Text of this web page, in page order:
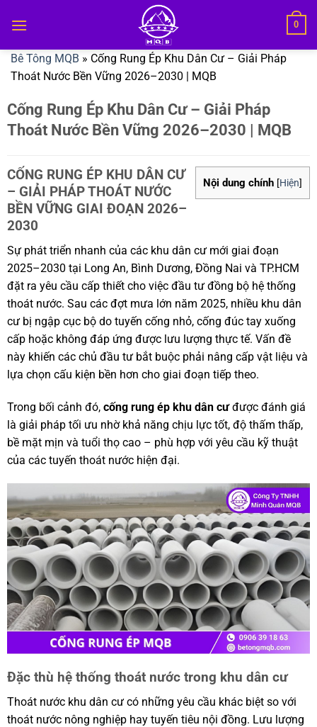
qua
dung
0
Bê Tông MQB » Cống Rung Ép Khu Dân Cư – Giải Pháp
Thoát Nước Bền Vững 2026–2030 | MQB
Cống Rung Ép Khu Dân Cư – Giải Pháp
Thoát Nước Bền Vững 2026–2030 | MQB
Nội dung chính [Hiện]
CỐNG RUNG ÉP KHU DÂN CƯ
– GIẢI PHÁP THOÁT NƯỚC
BỀN VỮNG GIAI ĐOẠN 2026–
2030
Sự phát triển nhanh của các khu dân cư mới giai đoạn
2025–2030 tại Long An, Bình Dương, Đồng Nai và TP.HCM
đặt ra yêu cầu cấp thiết cho việc đầu tư đồng bộ hệ thống
thoát nước. Sau các đợt mưa lớn năm 2025, nhiều khu dân
cư bị ngập cục bộ do tuyến cống nhỏ, cống đúc tay xuống
cấp hoặc không đáp ứng được lưu lượng thực tế. Vấn đề
này khiến các chủ đầu tư bắt buộc phải nâng cấp vật liệu và
lựa chọn cấu kiện bền hơn cho giai đoạn tiếp theo.
Trong bối cảnh đó, cống rung ép khu dân cưđược đánh giá
là giải pháp tối ưu nhờ khả năng chịu lực tốt, độ thấm thấp,
bề mặt mịn và tuổi thọ cao – phù hợp với yêu cầu kỹ thuật
của các tuyến thoát nước hiện đại.
Đặc thù hệ thống thoát nước trong khu dân cư
Thoát nước khu dân cư có những yêu cầu khác biệt so với
thoát nước nông nghiệp hay tuyến tiêu nội đồng. Lưu lượng